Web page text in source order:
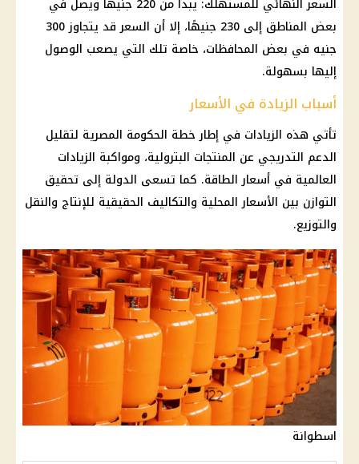
بعض المناطق إلى 230 جنيهًا، إلا أن السعر قد يتجاوز 300
جنيه في بعض المحافظات، خاصة تلك التي يصعب الوصول
إليها بسهولة.
أسباب الزيادة في الأسعار
تأتي هذه الزيادات في إطار خطة الحكومة المصرية لتقليل
الدعم التدريجي عن المنتجات البترولية، ومواكبة الزيادات
العالمية في أسعارالطاقة. كما تسعى الدولة إلى تحقيق
التوازن بين الأسعارالمحلية والتكاليف الحقيقية للإنتاج والنقل
والتوزيع.
اسطوانة